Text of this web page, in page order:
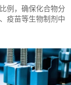
例，确保化合物分
疫苗等生物制剂中